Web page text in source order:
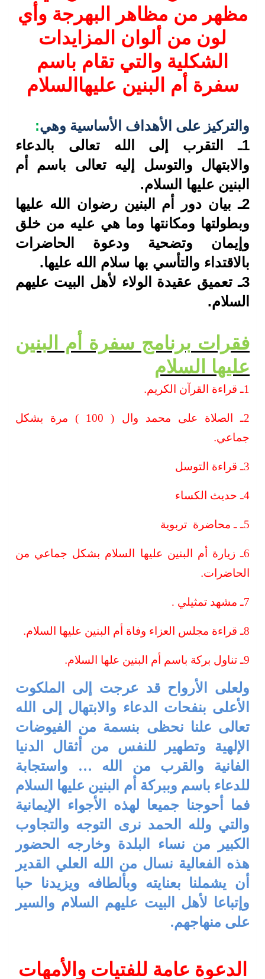
مظهر من مظاهر البهرجة وأي
لون من ألوان المزايدات
الشكلية والتي تقام باسم
سفرة أم البنين عليها السلام
والتركيز على الأهداف الأساسية وهي:
1ـ التقرب إلى الله تعالى بالدعاء
والابتهال والتوسل إليه تعالى باسم أم
البنين عليها السلام.
2ـ بيان دور أم البنينرضوان الله عليها
وبطولتها ومكانتها وما هي عليه من خلق
وإيمان وتضحية ودعوة
الحاضرات
بالاقتداء والتأسي بها سلام الله عليها.
3ـ تعميق عقيدة الولاء لأهل البيت عليهم
السلام.
فقرات برنامج سفرة أم البنين
عليها السلام
1ـ قراءة القرآن الكريم .
2ـ الصلاة على محمد وال ( 100 ) مرة بشكل
جماعي.
3ـ قراءة التوسل
4ـ حديث الكساء
5ـ ـ محاضرة تربوية
6ـ زيارة أم البنين عليها السلام بشكل جماعي من
الحاضرات.
7ـ مشهد تمثيلي .
8ـ قراءة مجلس العزاء وفاة أم البنين عليها السلام .
9ـ تناول بركة باسم أم البنين علها السلام .
ولعلى الأرواح قد عرجت إلى الملكوت
الأعلى بنفحات الدعاء والابتهال إلى الله
تعالى علنا نحظى بنسمة من
الفيوضات
الإلهية وتطهير للنفس من أثقال الدنيا
الفانية والقرب من الله … واستجابة
للدعاء باسم وببركة أم البنين عليها السلام
فما أحوجنا جميعا لهذه الأجواء
الإيمانية
والتي ولله الحمد نرى التوجه والتجاوب
الكبير من نساء البلدة وخارجه ا لحضور
هذه الفعالية نسال من الله العلي القدير
أن يشملنا بعنايته وبألطافه ويزيدنا حبا
وإتباعا لأهل البيت عليهم السلام والسير
على منهاجهم.
الدعوة عامة للفتيات والأمهات